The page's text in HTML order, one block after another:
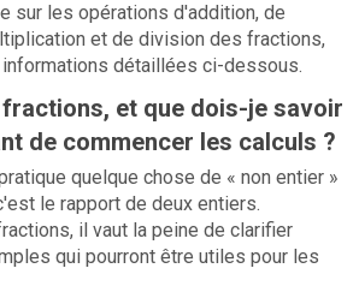
sur les opérations d'addition, de
et de division des fractions,
détaillées ci-dessous.
fractions, et que dois-je savoir
de commencer les calculs ?
quelque chose de « non entier »
le rapport de deux entiers.
il vaut la peine de clarifier
qui pourront être utiles pour les